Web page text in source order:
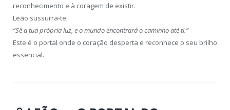
reconhecimento e à coragem de existir.
Leão sussurra-te:
“Sê a tua própria luz, e o mundo encontrará o caminho até ti.”
Este é o portal onde o coração desperta e reconhece o seu brilho
essencial.